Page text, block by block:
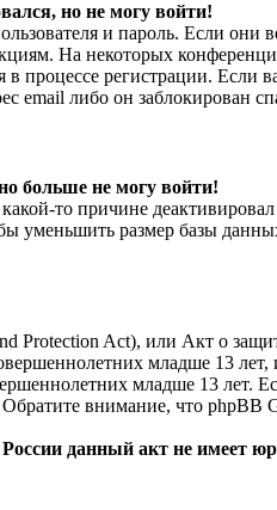
но не могу войти!
и пароль. Если
На некоторых
в процессе регистрации.
email либо он заблокирован
больше не могу войти!
то причине
уменьшить размер базы
Protection Act), или Акт о
младше 13
младше 13 лет.
внимание, что phpBB
данный акт не имеет